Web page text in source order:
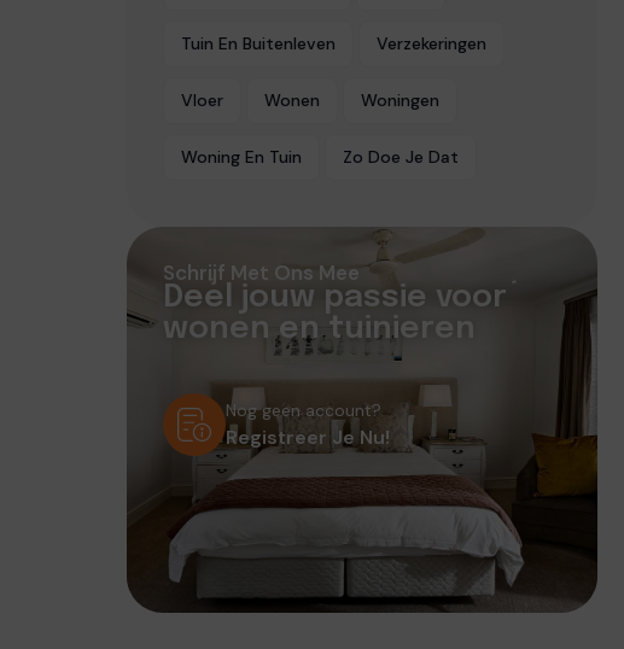
Tuin En Buitenleven Verzekeringen
Vloer Wonen Woningen
Woning En Tuin Zo Doe Je Dat
Schrijf Met Ons Mee
Deel jouw passie voor
wonen en tuinieren
Nog geen account?
Registreer Je Nu!